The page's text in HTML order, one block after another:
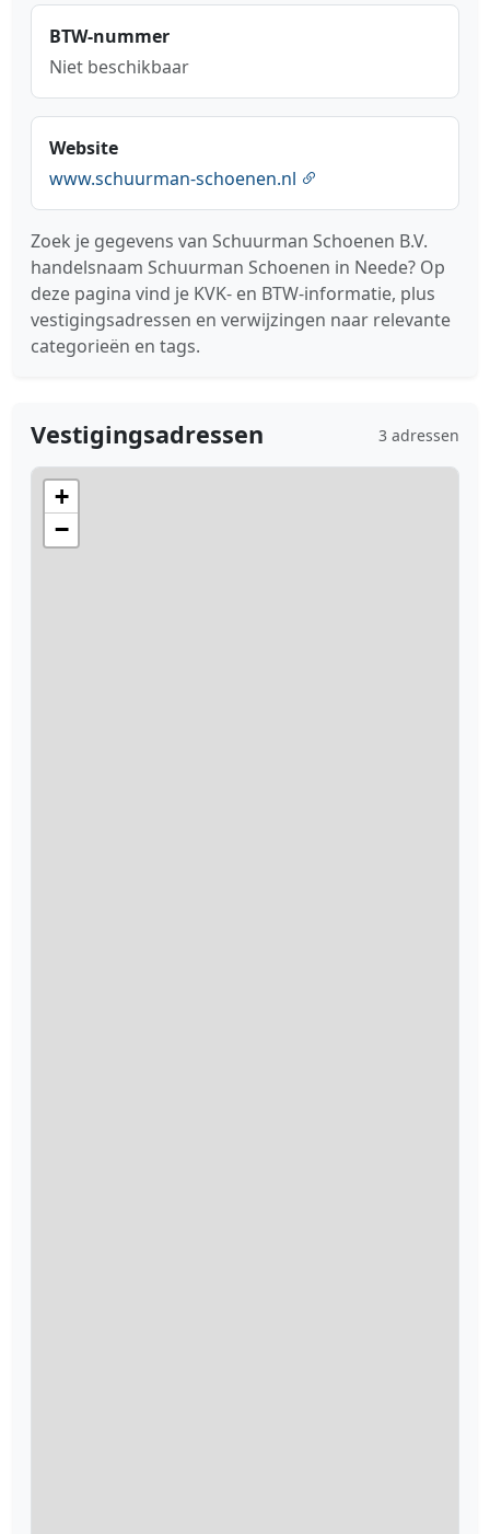
BTW-nummer
Niet beschikbaar
Website
www.schuurman-schoenen.nl
Zoek je gegevens van Schuurman Schoenen B.V.
handelsnaam Schuurman Schoenen in Neede? Op
deze pagina vind je KVK- en BTW-informatie, plus
vestigingsadressen en verwijzingen naar relevante
categorieën en tags.
Vestigingsadressen 3 adressen
+
−